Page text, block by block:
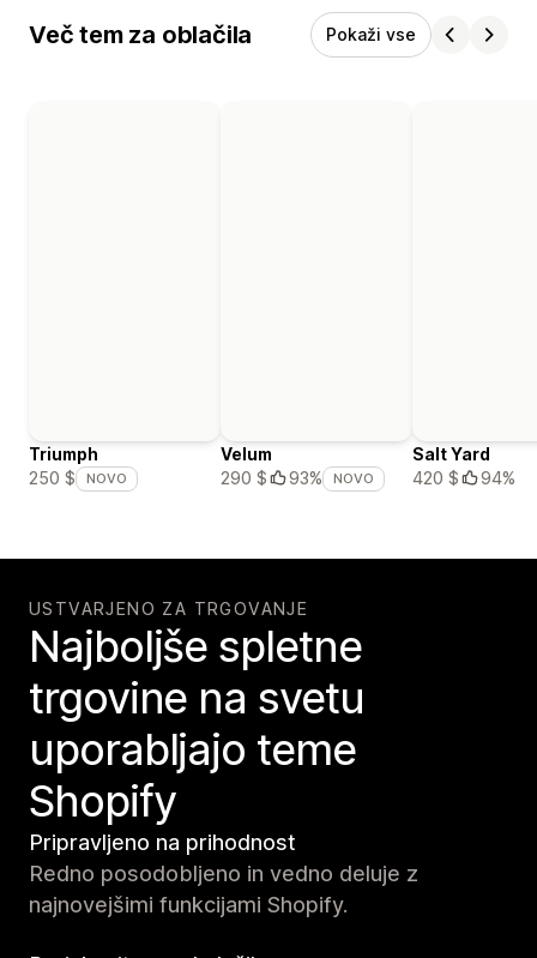
Več tem za oblačila Pokaži vse
Triumph
250 $
NOVO
Velum
290 $
93% NOVO
Salt Yard
420 $
94%
USTVARJENO ZA TRGOVANJE
Najboljše spletne
trgovine na svetu
uporabljajo teme
Shopify
Pripravljeno na prihodnost
Redno posodobljeno in vedno deluje z
najnovejšimi funkcijami Shopify.